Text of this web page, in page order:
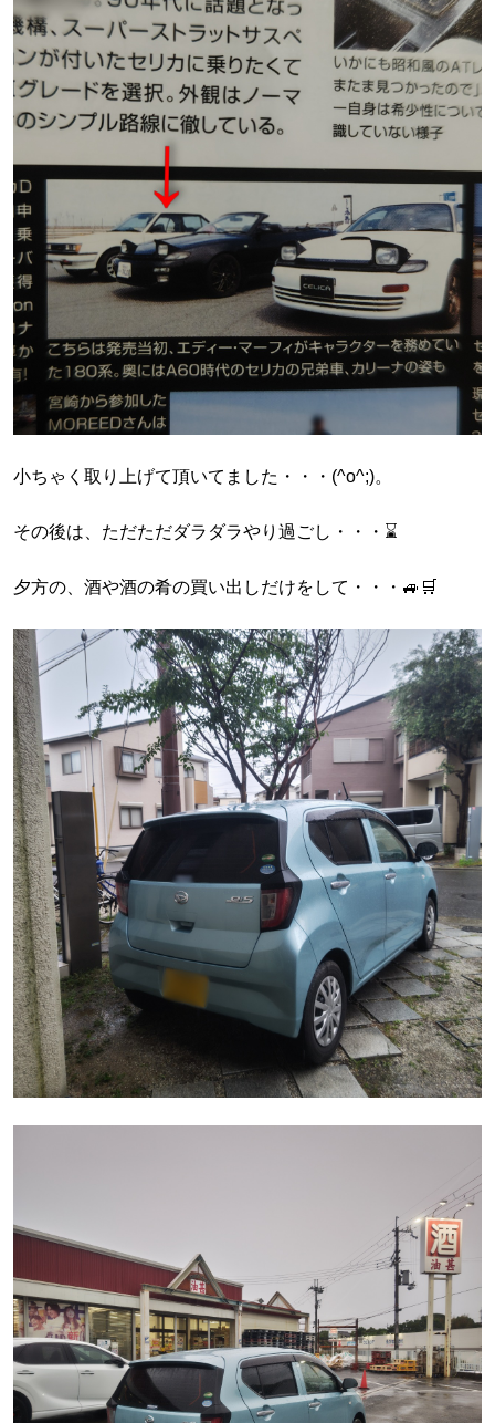
小ちゃく取り上げて頂いてました・・・(^o^;)。
その後は、ただただダラダラやり過ごし・・・⌛️
夕方の、酒や酒の肴の買い出しだけをして・・・🚙🛒